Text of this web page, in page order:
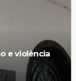
e violência